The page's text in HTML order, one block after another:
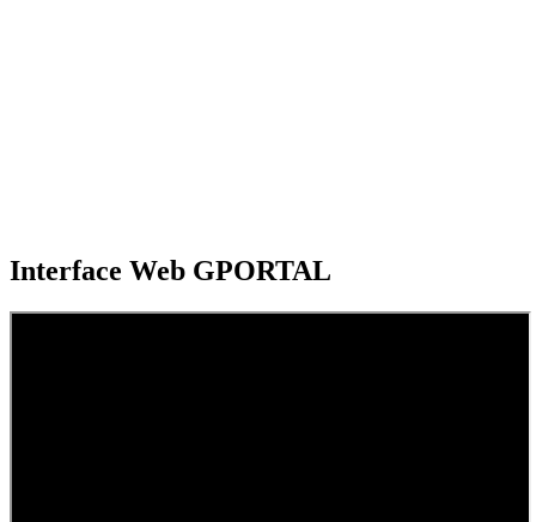
Interface Web GPORTAL